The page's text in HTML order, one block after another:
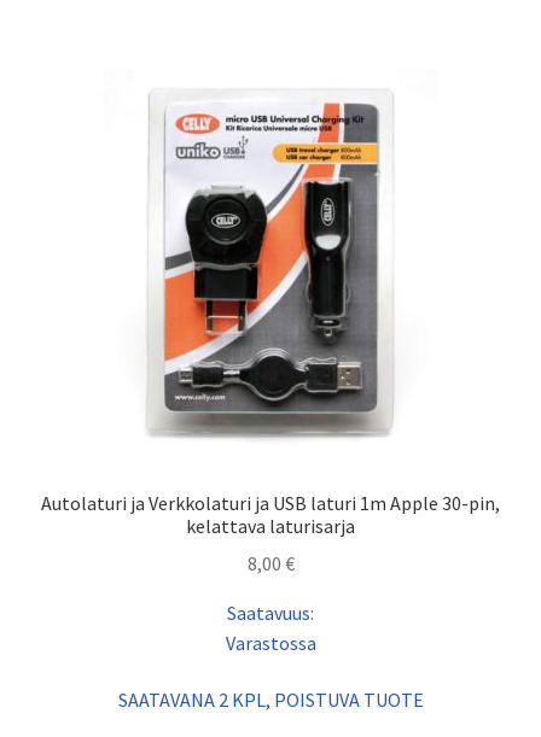
Autolaturi ja Verkkolaturi ja USB laturi 1m Apple 30-pin,
kelattava laturisarja
8,00 €
Saatavuus:
Varastossa
SAATAVANA 2 KPL, POISTUVA TUOTE